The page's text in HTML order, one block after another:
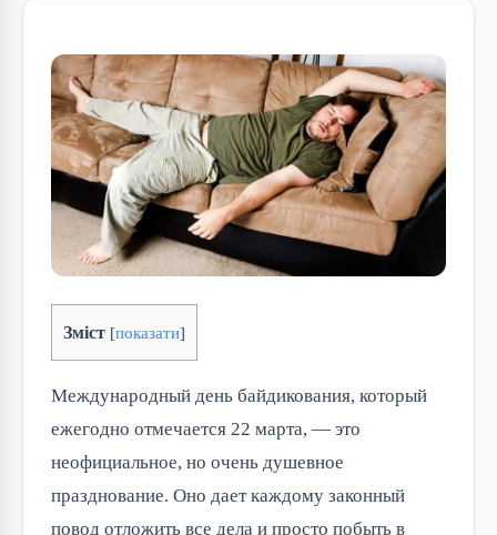
Зміст [показати]
Международный день байдикования, который
ежегодно отмечается 22 марта, — это
неофициальное, но очень душевное
празднование. Оно дает каждому законный
повод отложить все дела и просто побыть в